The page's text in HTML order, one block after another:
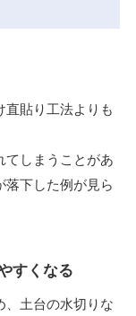
直貼り工法よりも
てしまうことがあ
落下した例が見ら
すくなる
、土台の水切りな